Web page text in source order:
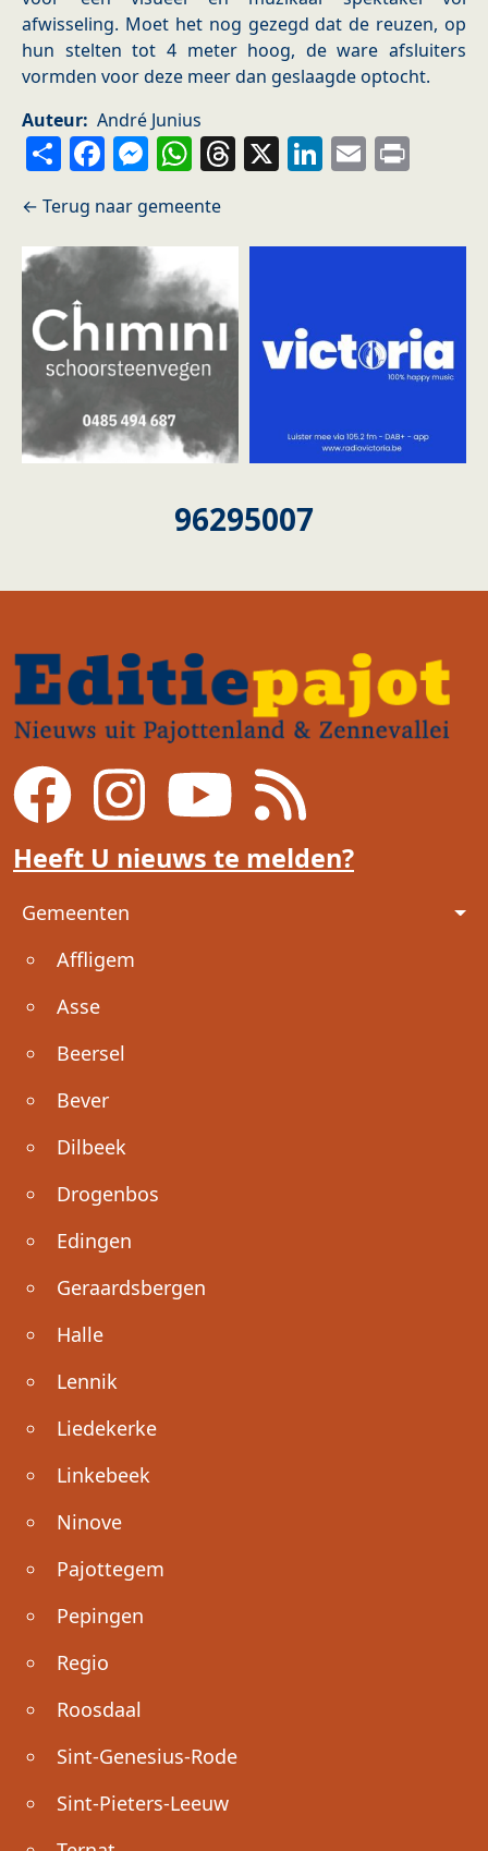
afwisseling. Moet het nog gezegd dat de reuzen, op
hun stelten tot 4 meter hoog, de ware afsluiters
vormden voor deze meer dan geslaagde optocht.
Auteur André Junius
ShareFacebook
Messenger
WhatsApp
Threads
X LinkedIn
Email
96295007
Heeft U nieuws te melden?
Voet
Gemeenten
Affligem
Asse
Beersel
Bever
Dilbeek
Drogenbos
Edingen
Geraardsbergen
Halle
Lennik
Liedekerke
Linkebeek
Ninove
Pajottegem
Pepingen
Regio
Roosdaal
Sint-Genesius-Rode
Sint-Pieters-Leeuw